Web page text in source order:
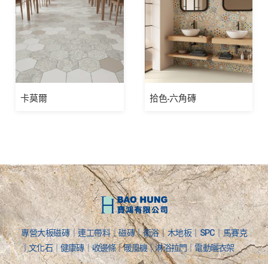
卡莫爾 拾色-六角磚
專營大板磁磚｜連工帶料｜磁磚｜衛浴｜木地板｜SPC｜馬賽克
｜文化石｜健康磚｜收邊條｜暖風機｜淋浴拉門｜電動曬衣架